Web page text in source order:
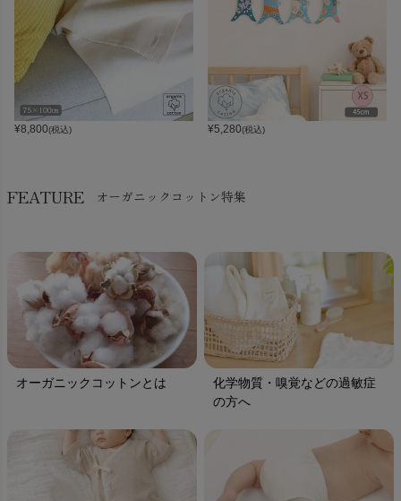
¥8,800(税込) ¥5,280(税込)
FEATURE オーガニックコットン特集
オーガニックコットンとは
化学物質・嗅覚などの過敏症
の方へ